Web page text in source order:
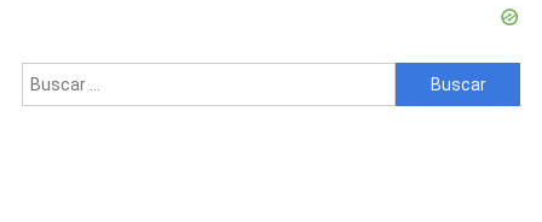
Alta
Buscar: